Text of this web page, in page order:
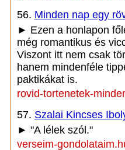
56. Minden nap egy
► Ezen a honlapon
még romantikus és
Viszont itt nem csak
hanem mindenféle
paktikákat is.
rovid-tortenetek-
57. Szalai Kincses
► "A lélek szól."
verseim-